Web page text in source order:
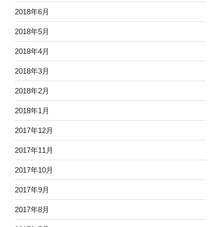
2018年6月
2018年5月
2018年4月
2018年3月
2018年2月
2018年1月
2017年12月
2017年11月
2017年10月
2017年9月
2017年8月